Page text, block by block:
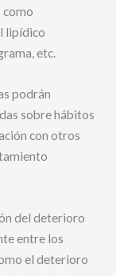
como
lipídico
etc.
podrán
sobre hábitos
con otros
del deterioro
entre los
el deterioro